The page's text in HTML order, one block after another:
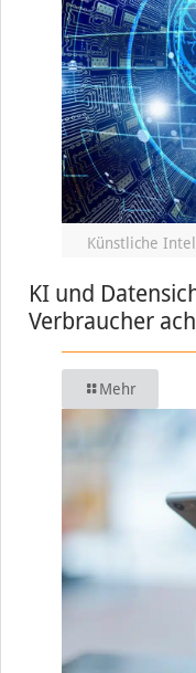
Künstliche
KI und
Verbraucher
Mehr